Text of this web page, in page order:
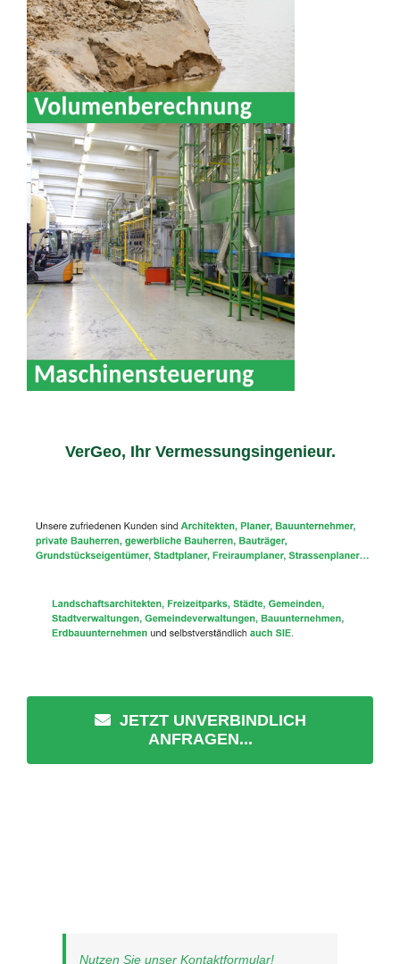
VerGeo, Ihr Vermessungsingenieur.
JETZT UNVERBINDLICH
ANFRAGEN...
Nutzen Sie unser Kontaktformular!